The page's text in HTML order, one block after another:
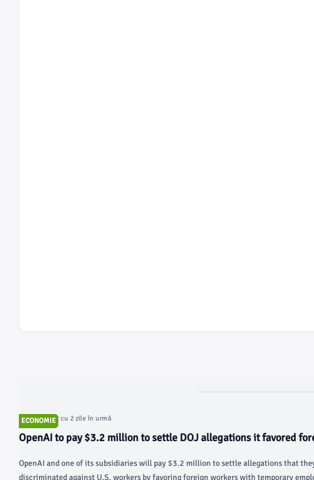
ECONOMIE
Articol postat cu 2 zile în urmă
OpenAI to pay $3.2 million to settle DOJ allegations it favored
OpenAI and one of its subsidiaries will pay $3.2 million to settle allegations that
discriminated against U.S. workers by favoring foreign workers with temporary